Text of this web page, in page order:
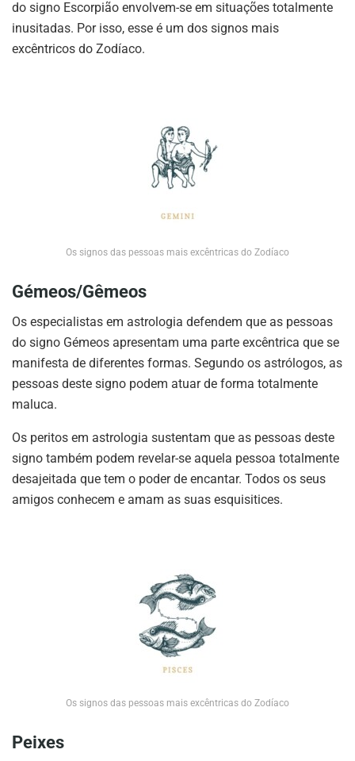
do signo Escorpião envolvem-se em situações totalmente
inusitadas. Por isso, esse é um dos signos mais
excêntricos do Zodíaco.
Os signos das pessoas mais excêntricas do Zodíaco
Gémeos/Gêmeos
Os especialistas em astrologia defendem que as pessoas
do signo Gémeos apresentam uma parte excêntrica que se
manifesta de diferentes formas. Segundo os astrólogos, as
pessoas deste signo podem atuar de forma totalmente
maluca.
Os peritos em astrologia sustentam que as pessoas deste
signo também podem revelar-se aquela pessoa totalmente
desajeitada que tem o poder de encantar. Todos os seus
amigos conhecem e amam as suas esquisitices.
Os signos das pessoas mais excêntricas do Zodíaco
Peixes